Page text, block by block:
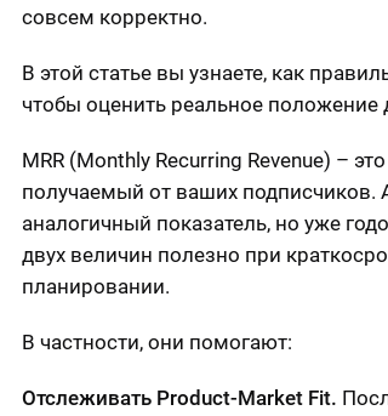
совсем корректно.
В этой статье вы узнаете, как
чтобы оценить реальное положение
MRR (Monthly Recurring Revenue) –
получаемый от ваших подписчиков.
аналогичный показатель, но уже
двух величин полезно при
планировании.
В частности, они помогают:
Отслеживать Product-Market Fit.